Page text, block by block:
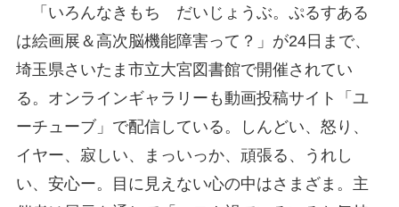
「いろんなきもち だいじょうぶ。ぷるすある
は絵画展＆高次脳機能障害って？」が24日まで、
埼玉県さいたま市立大宮図書館で開催されてい
る。オンラインギャラリーも動画投稿サイト「ユ
ーチューブ」で配信している。しんどい、怒り、
イヤー、寂しい、まっいっか、頑張る、うれし
い、安心ー。目に見えない心の中はさまざま。主